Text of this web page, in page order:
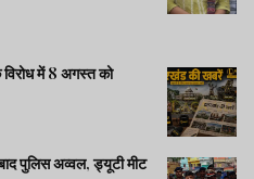
में 8 अगस्त को
पुलिस अव्वल, ड्यूटी मीट